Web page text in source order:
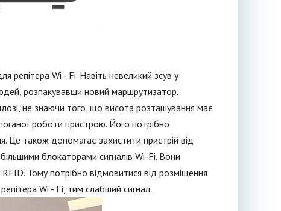
репітера Wi - Fi. Навіть невеликий зсув у
розпакувавши новий маршрутизатор,
не знаючи того, що висота розташування має
роботи пристрою. Його потрібно
також допомагає захистити пристрій від
блокаторами сигналів Wi-Fi. Вони
Тому потрібно відмовитися від розміщення
Wi - Fi, тим слабший сигнал.